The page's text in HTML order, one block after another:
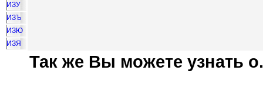
ИЗУ
ИЗЪ
ИЗЮ
ИЗЯ
Так же Вы можете узнать